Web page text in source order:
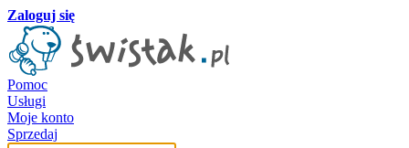
Zaloguj się
Pomoc
Usługi
Moje konto
Sprzedaj